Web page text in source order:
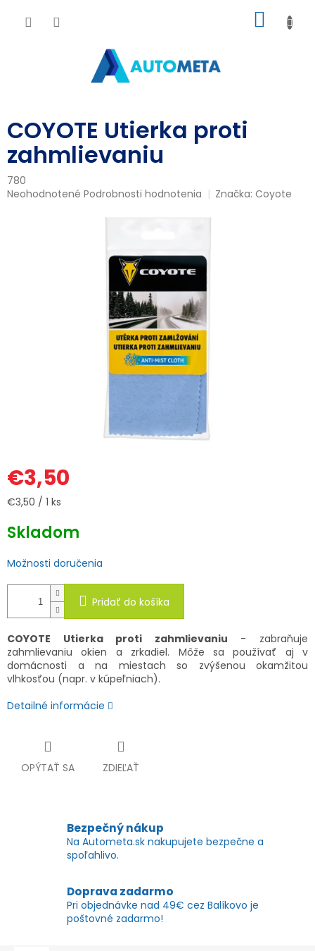
KOŠÍK
COYOTE Utierka proti
zahmlievaniu
780
Priemerné
Neohodnotené Podrobnosti hodnotenia Značka:Coyote
€3,50
Jednotková
€3,50 / 1 ks
Skladom
Možnosti doručenia
Pridať do košíka
COYOTE Utierka proti zahmlievaniu - zabraňuje
zahmlievaniu okien a zrkadiel. Môže sa používať aj v
domácnosti a na miestach so zvýšenou okamžitou
vlhkosťou (napr. v kúpeľniach).
Detailné informácie
OPÝTAŤ SA ZDIEĽAŤ
Bezpečný nákup
Na Autometa.sk nakupujete bezpečne a
spoľahlivo.
Doprava zadarmo
Pri objednávke nad 49€ cez Balíkovo je
poštovné zadarmo!